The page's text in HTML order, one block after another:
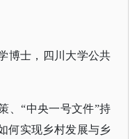
博士，四川大学公共
、“中央一号文件”持
何实现乡村发展与乡